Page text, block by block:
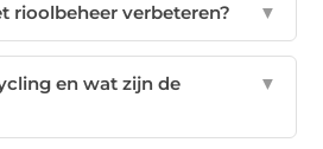
rioolbeheer verbeteren? ▼
en wat zijn de
▼